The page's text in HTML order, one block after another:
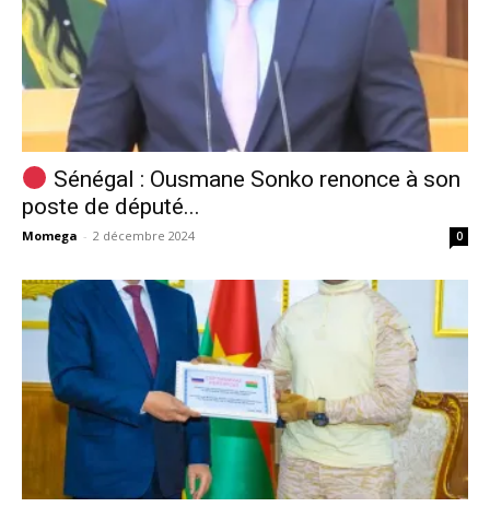
Sénégal : Ousmane Sonko renonce à son
poste de député...
Momega - 2 décembre 2024 0